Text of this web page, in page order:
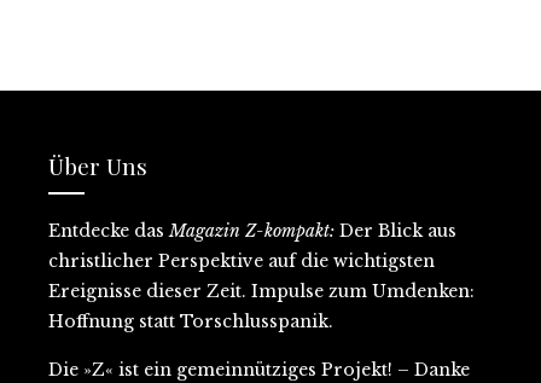
Über Uns
Entdecke dasMagazin Z-kompakt: Der Blick aus
christlicher Perspektive aufdie wichtigsten
Ereignisse dieser Zeit. Impulse zum Umdenken:
Hoffnung statt Torschlusspanik.
Die »Z« ist ein gemeinnütziges Projekt! – Danke